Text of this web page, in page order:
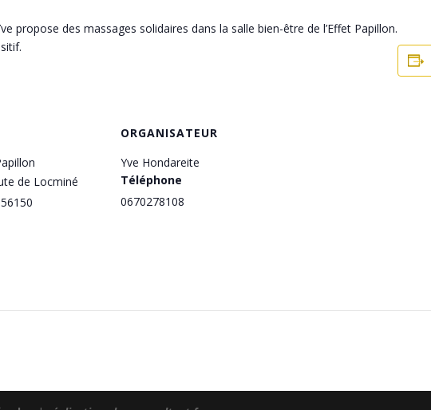
propose des massages solidaires dans la salle bien-être de l’Effet Papillon.
de Locminé
56150
ORGANISATEUR
Yve Hondareite
Téléphone
0670278108